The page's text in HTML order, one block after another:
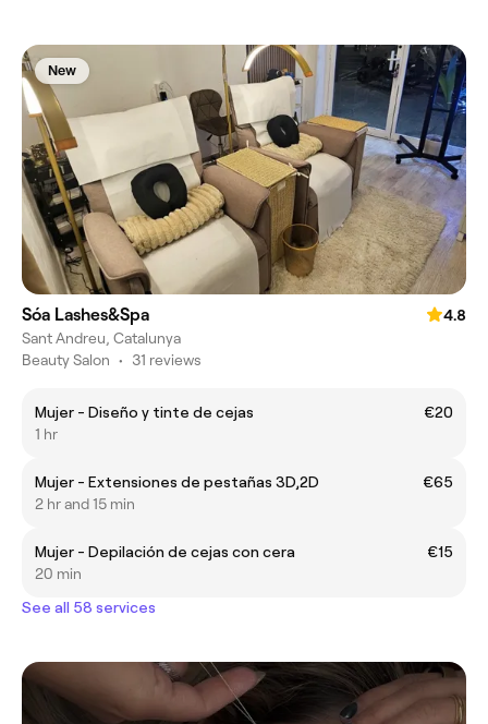
New
Sóa Lashes&Spa
4.8
Sant Andreu, Catalunya
Beauty Salon • 31 reviews
Mujer - Diseño y tinte de cejas
€20
1 hr
Mujer - Extensiones de pestañas 3D,2D
€65
2 hr and 15 min
Mujer - Depilación de cejas con cera
€15
20 min
See all 58 services